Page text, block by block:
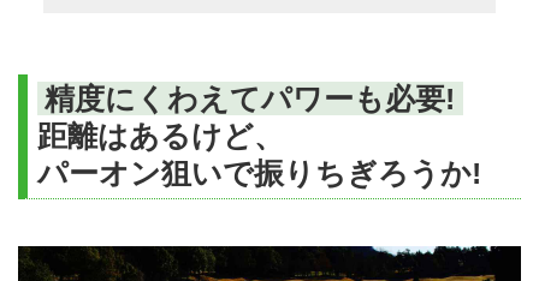
精度にくわえてパワーも必要!
距離はあるけど、
パーオン狙いで振りちぎろうか!